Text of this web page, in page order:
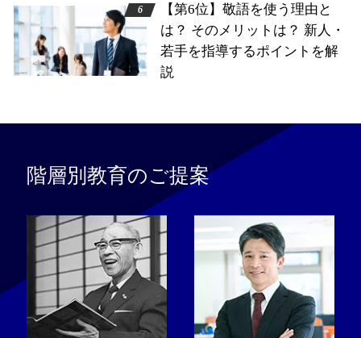
【第6位】敬語を使う理由と
は？ そのメリットは？ 新人・
若手を指導するポイントを解
説
階層別教育のご提案